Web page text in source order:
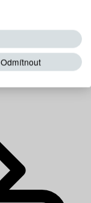
Odmítnout